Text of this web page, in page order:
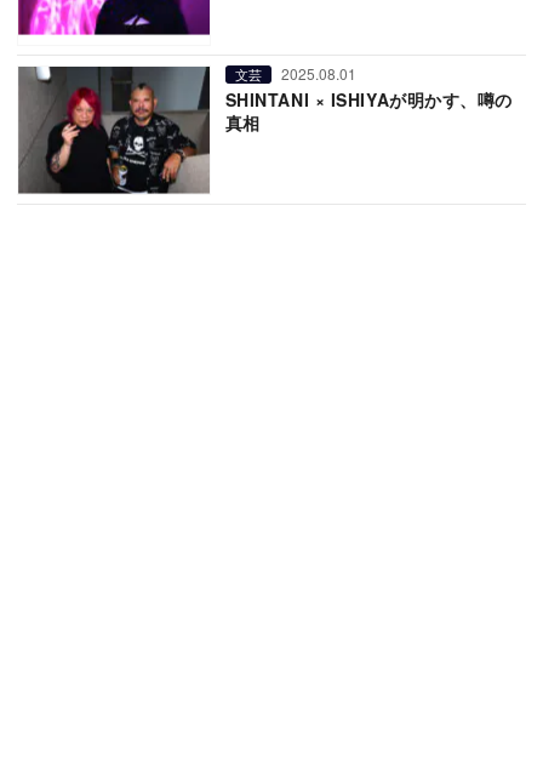
文芸 2025.08.01
SHINTANI × ISHIYAが明かす、噂の
真相